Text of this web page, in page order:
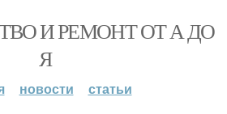
И РЕМОНТ ОТ А ДО
Я
новости статьи